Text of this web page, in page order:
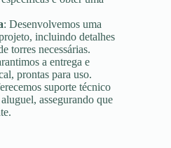
: Desenvolvemos uma
incluindo detalhes
torres necessárias.
a entrega e
prontas para uso.
suporte técnico
assegurando que